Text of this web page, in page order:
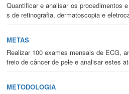
Quantificar e analisar os procedimentos
s de retinografia, dermatoscopia e
METAS
Realizar 100 exames mensais de ECG,
treio de câncer de pele e analisar estes
METODOLOGIA